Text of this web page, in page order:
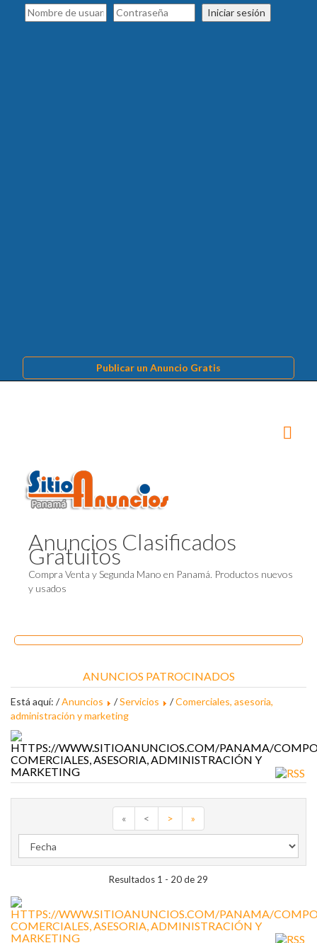
Iniciar sesión
Publicar un Anuncio Gratis
Anuncios Clasificados
Gratuitos
Compra Venta y Segunda Mano en Panamá. Productos nuevos
y usados
ANUNCIOS PATROCINADOS
Está aquí: /Anuncios /Servicios /Comerciales, asesoria,
administración y marketing
COMERCIALES, ASESORIA, ADMINISTRACIÓN Y
MARKETING
« < > »
Resultados 1 - 20 de 29
COMERCIALES, ASESORIA, ADMINISTRACIÓN Y
MARKETING